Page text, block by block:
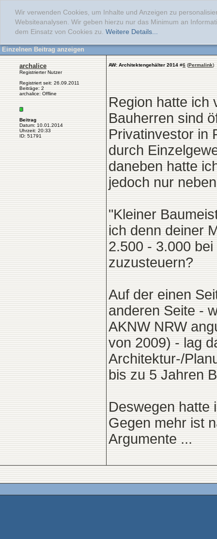
Wir verwenden Cookies, um Inhalte und Anzeigen zu
Websiteanalysen. Wir geben hierzu nur das Minimum an
dem Einsatz von Cookies zu. Weitere Details...
Einzelnen Beitrag anzeigen
archalice
Registrierter Nutzer
Registriert seit: 26.09.2011
Beiträge: 2
archalice: Offline
Beitrag
Datum: 10.01.2014
Uhrzeit: 20:33
ID: 51791
AW: Architektengehälter 2014 #6 (Permalink)
Region hatte ich
Bauherren sind
Privatinvestor in
durch
daneben hatte
jedoch nur
"Kleiner
ich denn deiner
2.500 - 3.000
zuzusteuern?
Auf der einen
anderen Seite -
AKNW NRW
von 2009) - lag
Architektur-/
bis zu 5 Jahren
Deswegen hatte
Gegen mehr ist
Argumente ...